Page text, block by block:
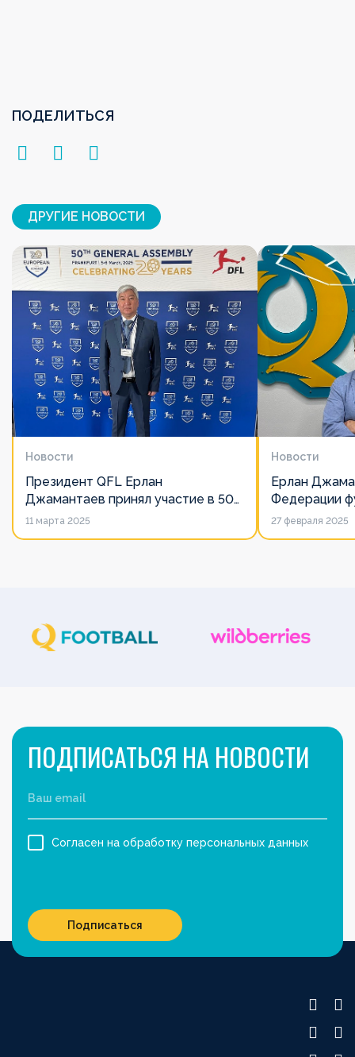
ПОДЕЛИТЬСЯ
ДРУГИЕ НОВОСТИ
Новости
Президент QFL Ерлан
Джамантаев принял участие в 50-
м Общем собрании Европейских
11 марта 2025
Новости
Ерлан
Федерации
дорожит
27 февраля 2025
ПОДПИСАТЬСЯ НА НОВОСТИ
Согласен на обработку персональных данных
Подписаться